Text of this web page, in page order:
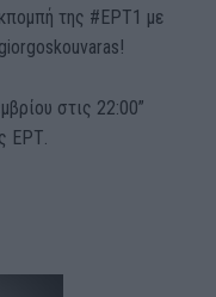
της #ΕΡΤ1 με
στις 22:00”
ΕΡΤ.